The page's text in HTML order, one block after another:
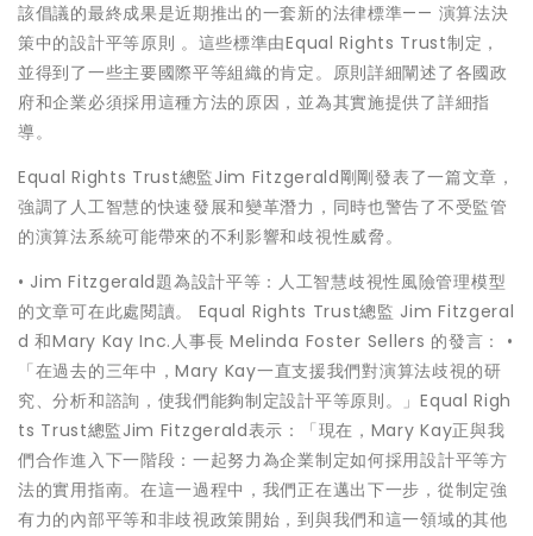
該倡議的最終成果是近期推出的一套新的法律標準—— 演算法決
策中的設計平等原則 。這些標準由Equal Rights Trust制定，
並得到了一些主要國際平等組織的肯定。原則詳細闡述了各國政
府和企業必須採用這種方法的原因，並為其實施提供了詳細指
導。
Equal Rights Trust總監Jim Fitzgerald剛剛發表了一篇文章，
強調了人工智慧的快速發展和變革潛力，同時也警告了不受監管
的演算法系統可能帶來的不利影響和歧視性威脅。
• Jim Fitzgerald題為設計平等：人工智慧歧視性風險管理模型
的文章可在此處閱讀。 Equal Rights Trust總監 Jim Fitzgeral
d 和Mary Kay Inc.人事長 Melinda Foster Sellers 的發言： •
「在過去的三年中，Mary Kay一直支援我們對演算法歧視的研
究、分析和諮詢，使我們能夠制定設計平等原則。」Equal Righ
ts Trust總監Jim Fitzgerald表示：「現在，Mary Kay正與我
們合作進入下一階段：一起努力為企業制定如何採用設計平等方
法的實用指南。在這一過程中，我們正在邁出下一步，從制定強
有力的內部平等和非歧視政策開始，到與我們和這一領域的其他